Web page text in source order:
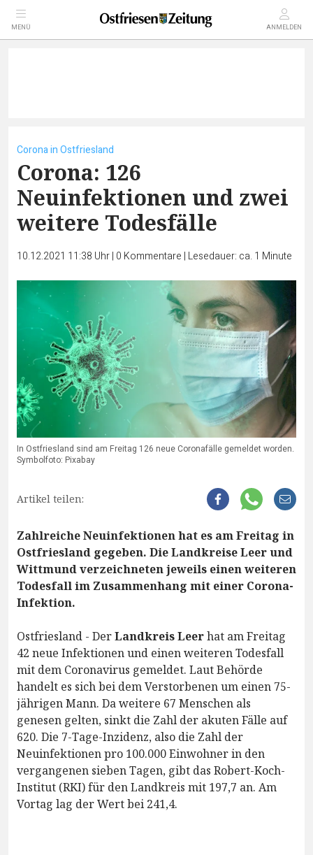
MENÜ ANMELDEN
Corona in Ostfriesland
Corona: 126
Neuinfektionen und zwei
weitere Todesfälle
10.12.2021 11:38 Uhr| 0 Kommentare | Lesedauer: ca. 1 Minute
In Ostfriesland sind am Freitag 126 neue Coronafälle gemeldet worden.
Symbolfoto: Pixabay
Artikel teilen:
Zahlreiche Neuinfektionen hat es am Freitag in
Ostfriesland gegeben. Die Landkreise Leer und
Wittmund verzeichneten jeweils einen weiteren
Todesfall im Zusammenhang mit einer Corona-
Infektion.
Ostfriesland - DerLandkreis Leerhat am Freitag
42 neue Infektionen und einen weiteren Todesfall
mit dem Coronavirus gemeldet. Laut Behörde
handelt es sich bei dem Verstorbenen um einen 75-
jährigen Mann. Da weitere 67 Menschen als
genesen gelten, sinkt die Zahl der akuten Fälle auf
620. Die 7-Tage-Inzidenz, also die Zahl der
Neuinfektionen pro 100.000 Einwohner in den
vergangenen sieben Tagen, gibt das Robert-Koch-
Institut (RKI) für den Landkreis mit 197,7 an. Am
Vortag lag der Wert bei 241,4.